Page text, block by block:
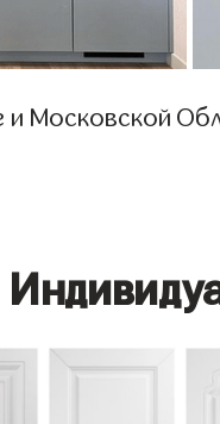
Московской